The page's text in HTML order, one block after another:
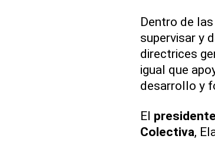
Dentro de
supervisar y
directrices
igual que
desarrollo y
El
Colectiva,